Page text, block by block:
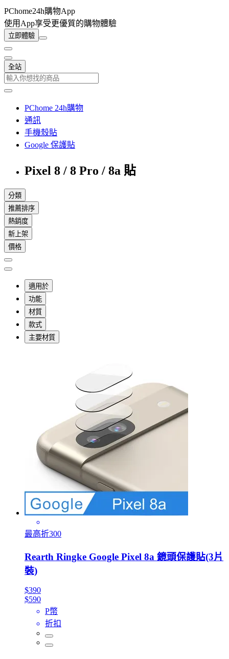
PChome24h購物App
使用App享受更優質的購物體驗
立即體驗
全站
PChome 24h購物
通訊
手機殼貼
Google 保護貼
Pixel 8 / 8 Pro / 8a 貼
分類
推薦排序
熱銷度
新上架
價格
適用於
功能
材質
款式
主要材質
最高折300
Rearth Ringke Google Pixel 8a 鏡頭保護貼(3片
裝)
$390
$590
P幣
折扣